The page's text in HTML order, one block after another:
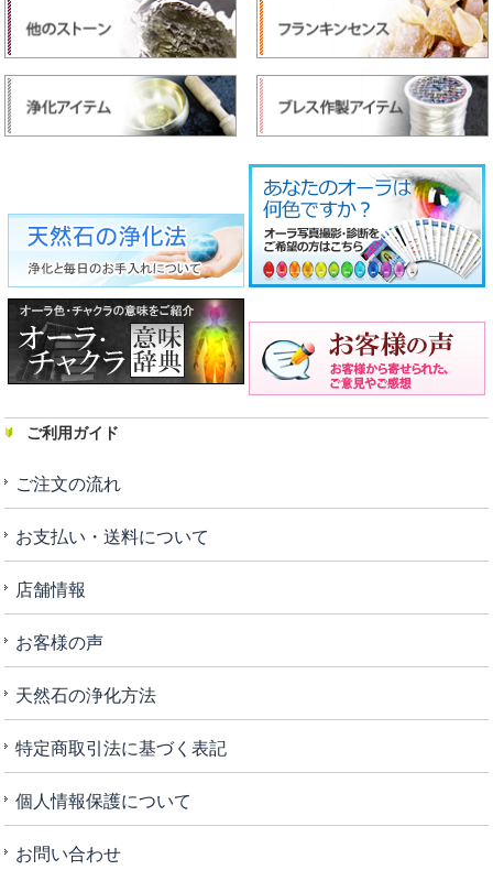
ご利用ガイド
ご注文の流れ
お支払い・送料について
店舗情報
お客様の声
天然石の浄化方法
特定商取引法に基づく表記
個人情報保護について
お問い合わせ